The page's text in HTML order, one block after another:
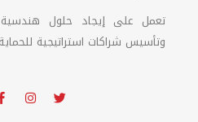
تعمل على إيجاد حلول هندسية
وتأسيس شراكات استراتيجية